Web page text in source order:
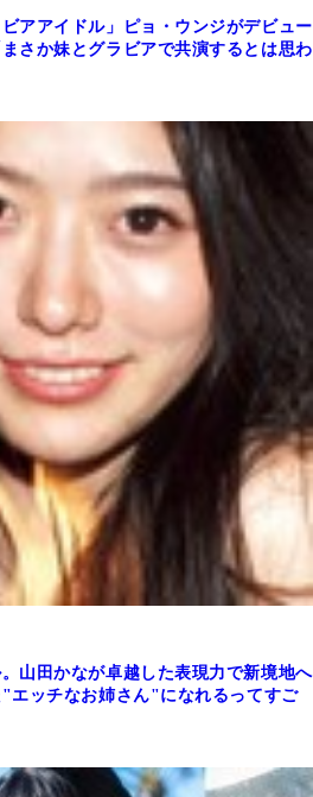
ビアアイドル」ピョ・ウンジがデビュー
さか妹とグラビアで共演するとは思わ
山田かなが卓越した表現力で新境地へ
"エッチなお姉さん"になれるってすご